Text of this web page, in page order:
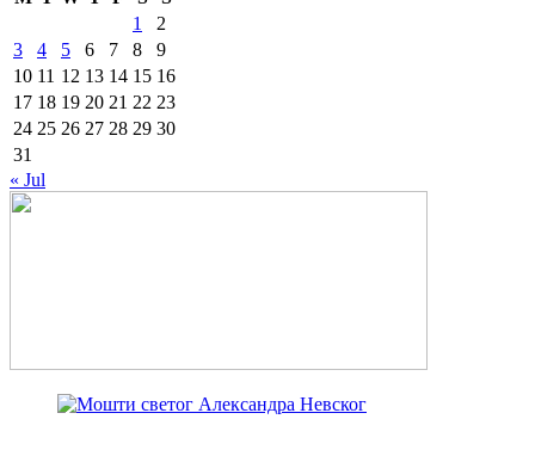
1
2
3
4 5 6 7 8
9
10 11 12 13 14 15 16
17 18 19 20 21 22 23
24 25 26 27 28 29 30
31
« Jul